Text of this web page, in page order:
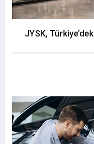
JYSK,